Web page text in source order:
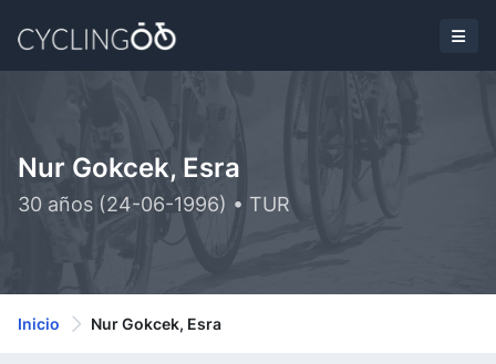
Nur Gokcek, Esra
30 años (24-06-1996) • TUR
Inicio Nur Gokcek, Esra